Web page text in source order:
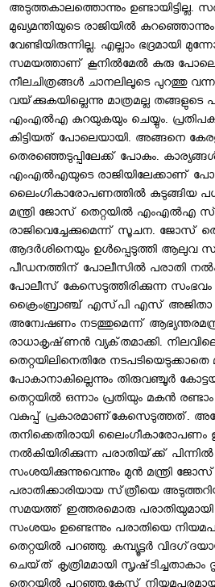
അടുത്തകാലത്തൊന്നും ഉണ്ടായിട്ടില്ല.
മുഖ്യമന്തിയുടെ രാജിയില്‍
വേണ്ടിയിരുന്നില്ല. എല്ലാം ഭദ്രമായി
സമയത്താണ്‌ കൂനില്‍മേല്‍ കുരു പോലെ
നീലചിത്രങ്ങള്‍ ചാനലിലൂടെ പുറത്തു
വയ്‌ക്കുകയില്ലെന്നു മാത്രമല്ല തങ്ങളുടെ
എംഎല്‍എ കുറയുകയും ചെയ്യും.
കിട്ടിയത്‌ പോലെയായി. അങ്ങനെ
തെരഞ്ഞെടുപ്പിലേക്ക്‌ പോകും.
എംഎല്‍എയുടെ രാജിയിലേക്കാണ്‌
ലൈംഗികാരോപണത്തില്‍ കുടുങ്ങിയ
മന്ത്രി ജോസ്‌ തെറ്റയില്‍ എംഎല്‍എ
രാജിവെച്ചേക്കുമെന്ന്‌ സൂചന. ജോസ്‌
ആദര്‍ശിനെയും ഉള്‍പ്പെടുത്തി ആലുവ
പീഡനത്തിന്‌ പോലീസില്‍ പരാതി
പോലീസ്‌ കേസെടുത്തിരിക്കുന്ന
ക്രൈംബ്രാഞ്ച്‌ എസ്‌പി എസ്‌
അന്വേഷണം നടത്തുമെന്ന്‌
രാധാകൃഷ്‌ണന്‍ വ്യക്‌തമാക്കി.
തെറ്റയിലിനെതിരേ നടപടിയെടുക്കാതെ
പോകാനാകില്ലെന്നും തിരുവഞ്ചൂര്‍
തെറ്റയില്‍ ഒന്നാം പ്രതിയും മകന്‍ രണ്ടാം
വകുപ്പ്‌ പ്രകാരമാണ്‌കേസെടുത്തത്‌.
തനിക്കെതിരായി ലൈംഗീകാരോപണം
നല്‍കിയിരിക്കുന്ന പരാതിയ്‌ക്ക്
സംശയിക്കുന്നുവെന്നും മുന്‍ മന്ത്രി ജോസ്‌
പരാതിക്കാരിയായ സ്‌ത്രീയെ
സമയത്ത്‌ ഇത്തരമൊരു പരാതിയുമായി
സംശയം ഉണ്ടെന്നും പരാതിയെ
തെറ്റയില്‍ പറഞ്ഞു. കമ്പ്യൂട്ടര്‍
ചെയ്‌ത് കൃത്രിമമായി